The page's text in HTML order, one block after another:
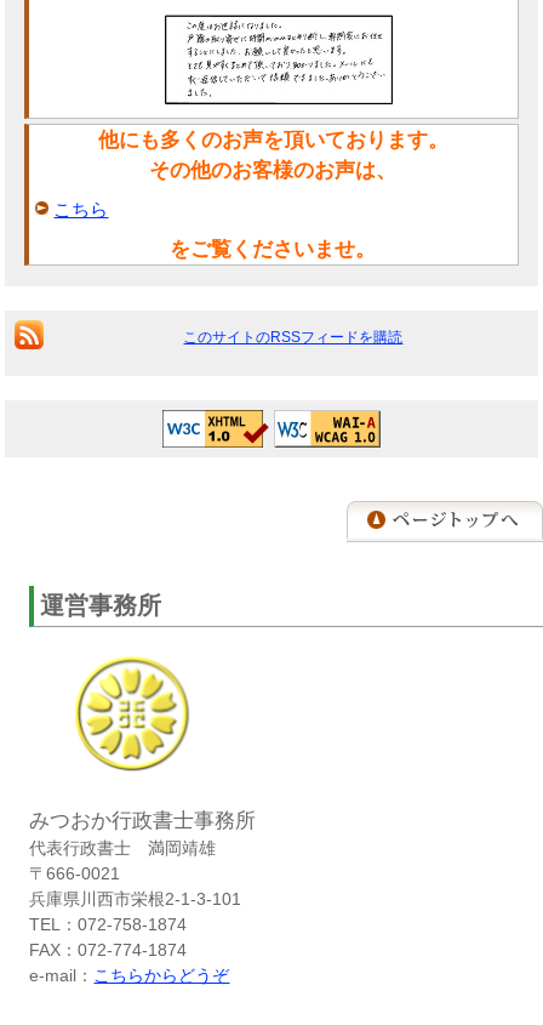
他にも多くのお声を頂いております。
その他のお客様のお声は、
こちら
をご覧くださいませ。
このサイトのRSSフィードを購読
運営事務所
みつおか行政書士事務所
代表行政書士 満岡靖雄
〒666-0021
兵庫県川西市栄根2-1-3-101
TEL：072-758-1874
FAX：072-774-1874
e-mail： こちらからどうぞ